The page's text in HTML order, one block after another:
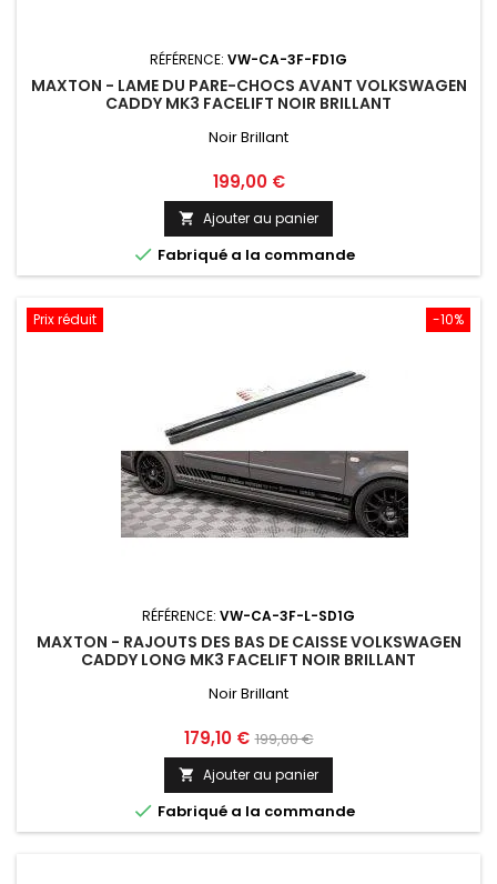
RÉFÉRENCE: VW-CA-3F-FD1G
MAXTON - LAME DU PARE-CHOCS AVANT VOLKSWAGEN
CADDY MK3 FACELIFT NOIR BRILLANT
Noir Brillant
Prix
199,00 €
 Ajouter au panier
 Fabriqué a la commande
-10%
Prix réduit
RÉFÉRENCE: VW-CA-3F-L-SD1G
MAXTON - RAJOUTS DES BAS DE CAISSE VOLKSWAGEN
CADDY LONG MK3 FACELIFT NOIR BRILLANT
Noir Brillant
Prix
179,10 € Prix
base
199,00 €
 Ajouter au panier
 Fabriqué a la commande